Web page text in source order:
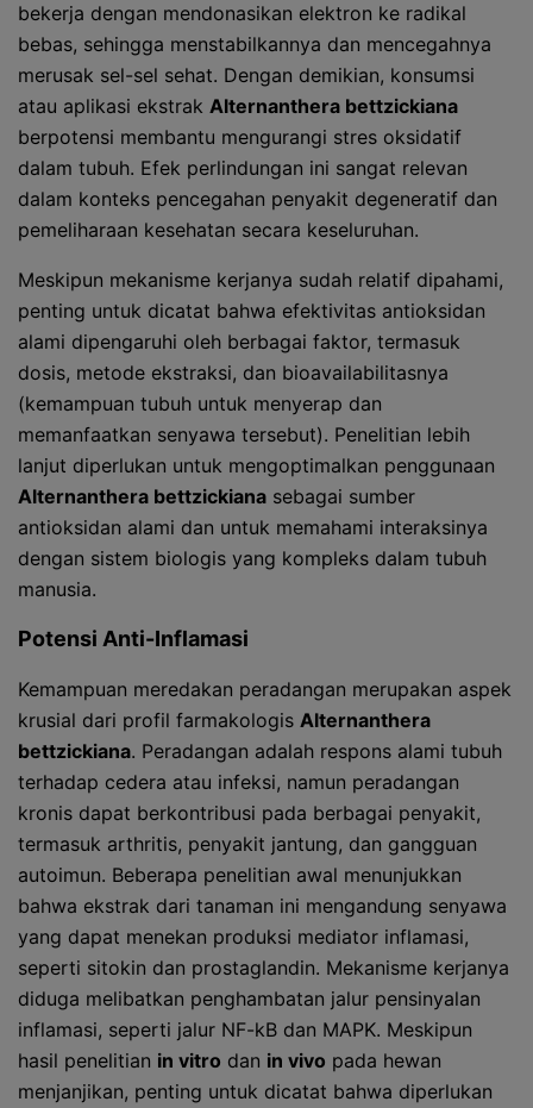
bekerja dengan mendonasikan elektron ke radikal
bebas, sehingga menstabilkannya dan mencegahnya
merusak sel-sel sehat. Dengan demikian, konsumsi
atau aplikasi ekstrak Alternanthera bettzickiana
berpotensi membantu mengurangi stres oksidatif
dalam tubuh. Efek perlindungan ini sangat relevan
dalam konteks pencegahan penyakit degeneratif dan
pemeliharaan kesehatan secara keseluruhan.
Meskipun mekanisme kerjanya sudah relatif dipahami,
penting untuk dicatat bahwa efektivitas antioksidan
alami dipengaruhi oleh berbagai faktor, termasuk
dosis, metode ekstraksi, dan bioavailabilitasnya
(kemampuan tubuh untuk menyerap dan
memanfaatkan senyawa tersebut). Penelitian lebih
lanjut diperlukan untuk mengoptimalkan penggunaan
Alternanthera bettzickiana sebagai sumber
antioksidan alami dan untuk memahami interaksinya
dengan sistem biologis yang kompleks dalam tubuh
manusia.
Potensi Anti-Inflamasi
Kemampuan meredakan peradangan merupakan aspek
krusial dari profil farmakologis Alternanthera
bettzickiana. Peradangan adalah respons alami tubuh
terhadap cedera atau infeksi, namun peradangan
kronis dapat berkontribusi pada berbagai penyakit,
termasuk arthritis, penyakit jantung, dan gangguan
autoimun. Beberapa penelitian awal menunjukkan
bahwa ekstrak dari tanaman ini mengandung senyawa
yang dapat menekan produksi mediator inflamasi,
seperti sitokin dan prostaglandin. Mekanisme kerjanya
diduga melibatkan penghambatan jalur pensinyalan
inflamasi, seperti jalur NF-kB dan MAPK. Meskipun
hasil penelitian in vitro dan in vivo pada hewan
menjanjikan, penting untuk dicatat bahwa diperlukan